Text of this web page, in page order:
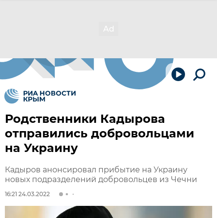
Родственники Кадырова
отправились добровольцами
на Украину
Кадыров анонсировал прибытие на Украину
новых подразделений добровольцев из Чечни
16:21 24.03.2022